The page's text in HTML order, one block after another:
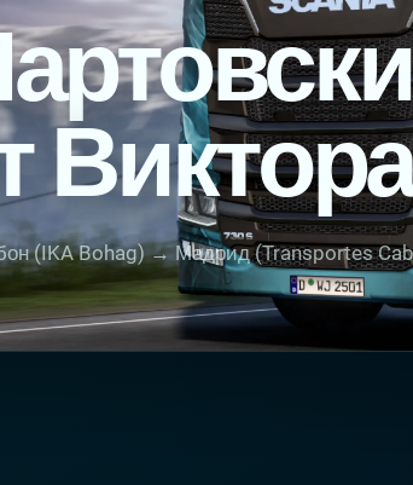
Виктора
(IKA Bohag) → Мадрид (Transportes